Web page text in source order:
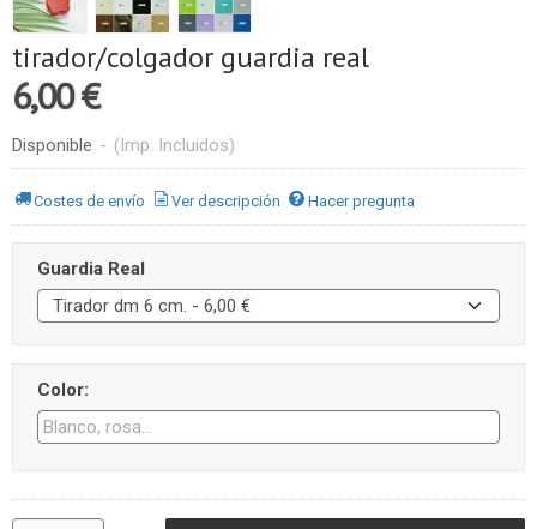
tirador/colgador guardia real
6,00 €
Disponible - (Imp. Incluidos)
Costes de envío Ver descripción Hacer pregunta
Guardia Real
Color: